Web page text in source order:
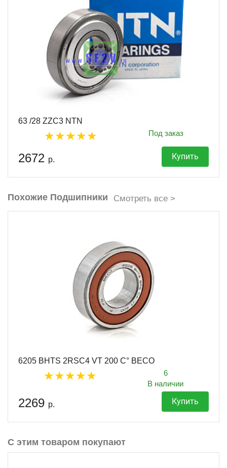
63 /28 ZZC3 NTN
Под заказ
2672 р. Купить
Похожие Подшипники Смотреть все >
6205 BHTS 2RSC4 VT 200 C° BECO
6
В наличии
2269 р. Купить
С этим товаром покупают